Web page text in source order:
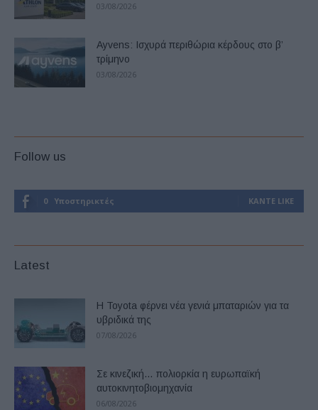
03/08/2026
Ayvens: Iσχυρά περιθώρια κέρδους στο β’
τρίμηνο
03/08/2026
Follow us
0 Υποστηρικτές ΚΆΝΤΕ LIKE
Latest
Η Toyota φέρνει νέα γενιά μπαταριών για τα
υβριδικά της
07/08/2026
Σε κινεζική… πολιορκία η ευρωπαϊκή
αυτοκινητοβιομηχανία
06/08/2026